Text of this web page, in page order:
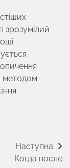
зрозумілий
методом
Наступна:
Когда после